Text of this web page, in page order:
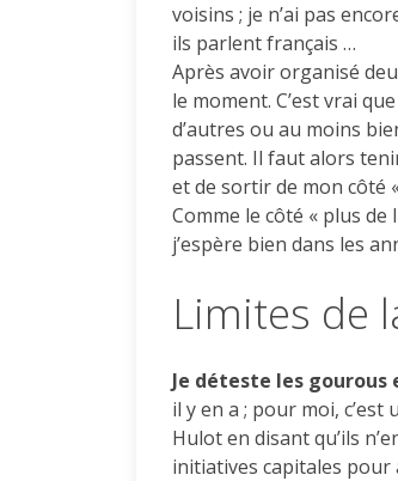
voisins ; je n’ai pas
ils parlent français …
Après avoir organisé
le moment. C’est vrai
d’autres ou au moins
passent. Il faut alors
et de sortir de mon côté
Comme le côté « plus
j’espère bien dans les
Limites de
Je déteste les
il y en a ; pour moi,
Hulot en disant qu’ils
initiatives capitales pour